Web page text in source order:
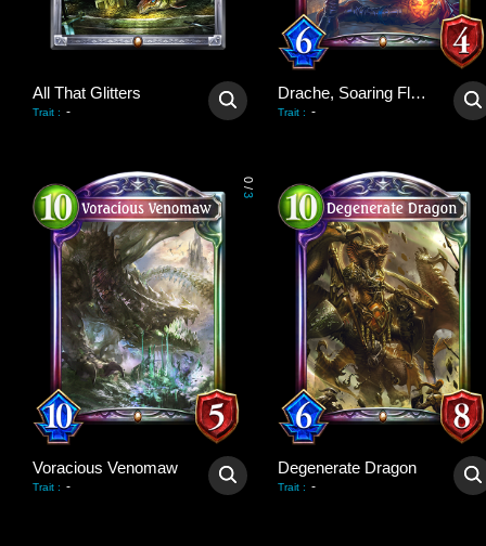
All That Glitters
Trait : -
Drache, Soaring Flare
Trait : -
0
/
3
Voracious Venomaw
Trait : -
Degenerate Dragon
Trait : -